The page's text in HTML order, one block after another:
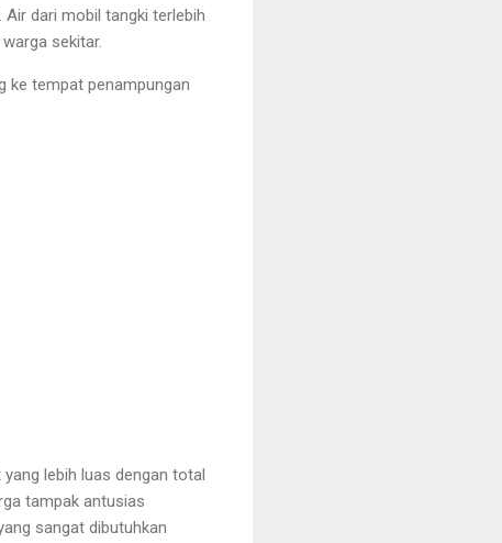
Air dari mobil tangki terlebih
sekitar.
ke tempat penampungan
lebih luas dengan total
tampak antusias
sangat dibutuhkan